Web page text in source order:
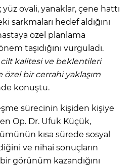
ovali, yanaklar, çene hattı
sarkmaları hedef aldığını
özel planlama
taşıdığını vurguladı.
cilt kalitesi ve beklentileri
bir cerrahi yaklaşım
konuştu.
sürecinin kişiden kişiye
Op. Dr. Ufuk Küçük,
kısa sürede sosyal
ve nihai sonuçların
görünüm kazandığını